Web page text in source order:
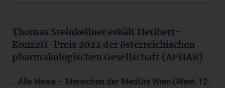
Thomas Steinkellner erhält Heribert-
Konzett-Preis 2022 der österreichischen
pharmakologischen Gesellschaft (APHAR)
...Alle News – Menschen der MedUni Wien (Wien, 12-